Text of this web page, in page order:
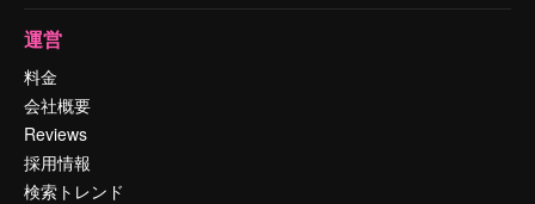
運営
料金
会社概要
Reviews
採用情報
検索トレンド